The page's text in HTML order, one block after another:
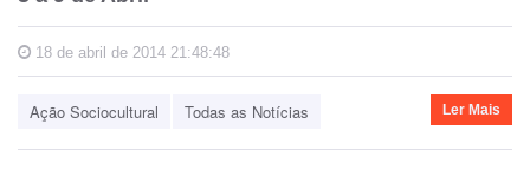
18 de abril de 2014 21:48:48
Ação Sociocultural Todas as Notícias Ler Mais